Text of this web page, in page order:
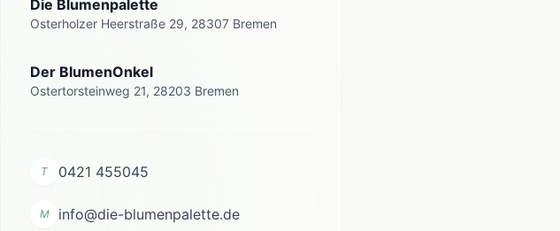
Die Blumenpalette
Osterholzer Heerstraße 29, 28307 Bremen
Der BlumenOnkel
Ostertorsteinweg 21, 28203 Bremen
T 0421 455045
M info@die-blumenpalette.de